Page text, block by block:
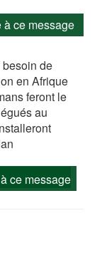
à ce message
besoin de
en Afrique
feront le
au
ce message